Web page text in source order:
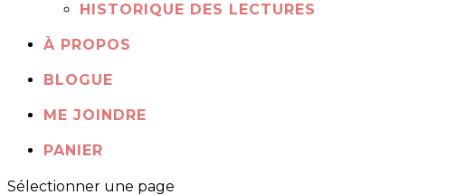
HISTORIQUE DES LECTURES
À PROPOS
BLOGUE
ME JOINDRE
PANIER
Sélectionner une page